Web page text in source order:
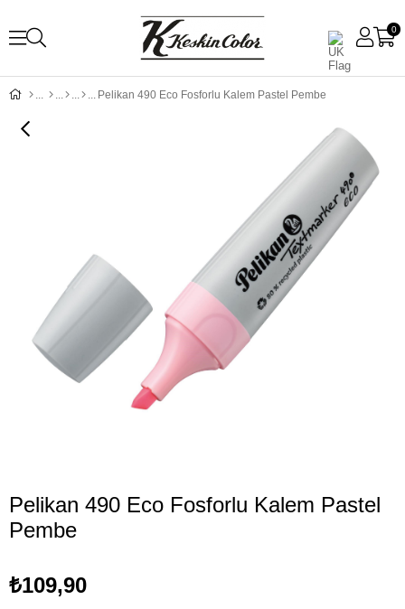
0
Pelikan 490 Eco Fosforlu Kalem Pastel Pembe
Pelikan 490 Eco Fosforlu Kalem Pastel
Pembe
₺109,90